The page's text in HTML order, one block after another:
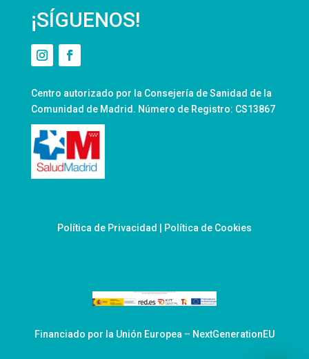
¡SÍGUENOS!
Centro autorizado por la Consejería de Sanidad de la
Comunidad de Madrid. Número de Registro: CS13867
Política de Privacidad Política de Cookies
Financiado por la Unión Europea – NextGenerationEU